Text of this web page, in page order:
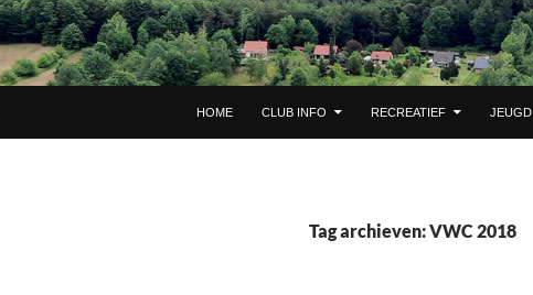
HOME CLUB INFO RECREATIEF JEUGD
Tag archieven: VWC 2018